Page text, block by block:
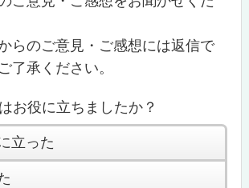
らのご意見・ご感想には返信で
了承ください。
お役に立ちましたか？
立った